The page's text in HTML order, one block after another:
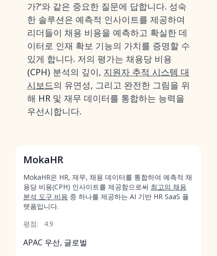
가?'와 같은 중요한 질문에 답합니다. 성숙
한 솔루션은 예측적 인사이트를 제공하여
리더들이 채용 비용을 예측하고 확실한 데
이터로 인재 확보 기능의 가치를 증명할 수
있게 합니다. 저의 평가는 채용당 비용
(CPH) 분석의 깊이, 지원자 추적 시스템 대
시보드의 유연성, 그리고 완전한 그림을 위
해 HR 및 재무 데이터를 통합하는 능력을
우선시합니다.
MokaHR
MokaHR은 HR, 재무, 채용 데이터를 통합하여 예측적 채
용당 비용(CPH) 인사이트를 제공함으로써 최고의 채용
분석 도구 비용 중 하나를 제공하는 AI 기반 HR SaaS 플
랫폼입니다.
평점:
4.9
APAC 우선, 글로벌